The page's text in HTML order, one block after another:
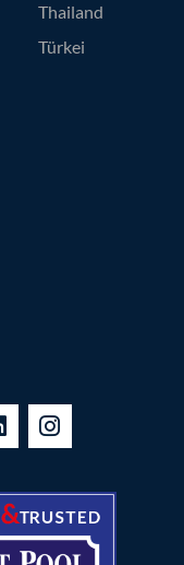
Thailand
Türkei